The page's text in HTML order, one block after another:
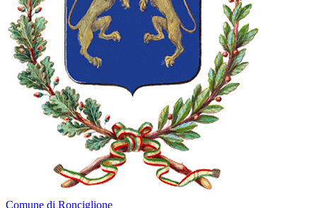
Comune di Ronciglione